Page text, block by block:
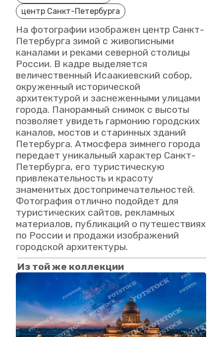
центр Санкт-Петербурга
На фотографии изображен центр Санкт-
Петербурга зимой с живописными
каналами и реками северной столицы
России. В кадре выделяется
величественный Исаакиевский собор,
окруженный исторической
архитектурой и заснеженными улицами
города. Панорамный снимок с высоты
позволяет увидеть гармонию городских
каналов, мостов и старинных зданий
Петербурга. Атмосфера зимнего города
передает уникальный характер Санкт-
Петербурга, его туристическую
привлекательность и красоту
знаменитых достопримечательностей.
Фотография отлично подойдет для
туристических сайтов, рекламных
материалов, публикаций о путешествиях
по России и продажи изображений
городской архитектуры.
Из той же коллекции